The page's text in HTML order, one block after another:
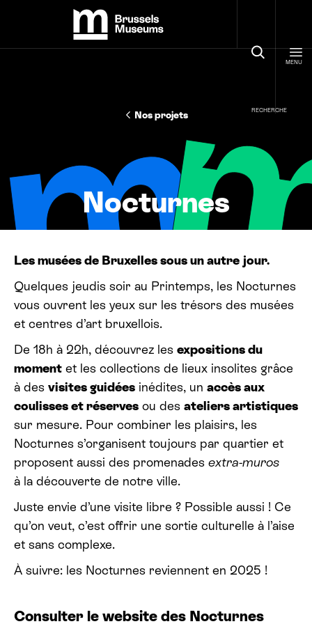
Brussels Museums
RECHERCHE
MENU
Nos projets
Nocturnes
Les musées de Bruxelles sous un autre jour.
Quelques jeudis soir au Printemps, les Nocturnes
vous ouvrent les yeux sur les trésors des musées
et centres d’art bruxellois.
De 18h à 22h, découvrez les expositions du
moment et les collections de lieux insolites grâce
à des visites guidées inédites, un accès aux
coulisses et réserves ou des ateliers artistiques
sur mesure. Pour combiner les plaisirs, les
Nocturnes s’organisent toujours par quartier et
proposent aussi des promenades extra-muros
à la découverte de notre ville.
Juste envie d’une visite libre ? Possible aussi ! Ce
qu’on veut, c’est offrir une sortie culturelle à l’aise
et sans complexe.
À suivre: les Nocturnes reviennent en 2025 !
Consulter le website des Nocturnes
Panneau de gestion des cookies